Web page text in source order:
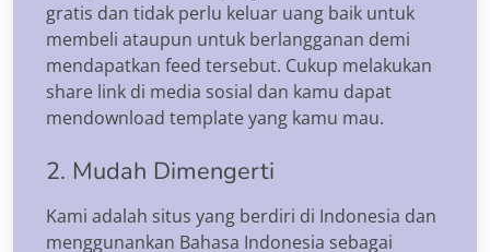
gratis dan tidak perlu keluar uang baik untuk
membeli ataupun untuk berlangganan demi
mendapatkan feed tersebut. Cukup melakukan
share link di media sosial dan kamu dapat
mendownload template yang kamu mau.
2. Mudah Dimengerti
Kami adalah situs yang berdiri di Indonesia dan
menggunankan Bahasa Indonesia sebagai